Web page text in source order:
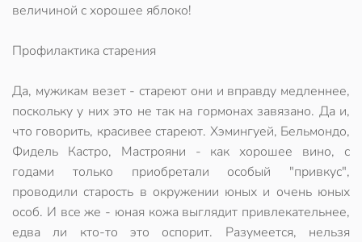
величиной с хорошее яблоко!
Профилактика старения
Да, мужикам везет - стареют они и вправду медленнее,
поскольку у них это не так на гормонах завязано. Да и,
что говорить, красивее стареют. Хэмингуей, Бельмондо,
Фидель Кастро, Мастрояни - как хорошее вино, с
годами только приобретали особый "привкус",
проводили старость в окружении юных и очень юных
особ. И все же - юная кожа выглядит привлекательнее,
едва ли кто-то это оспорит. Разумеется, нельзя